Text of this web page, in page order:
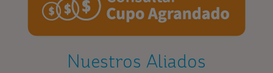
Nuestros Aliados